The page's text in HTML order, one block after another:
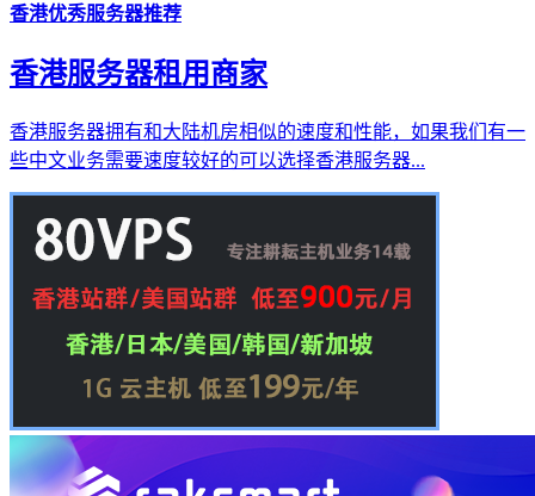
香港优秀服务器推荐
香港服务器租用商家
香港服务器拥有和大陆机房相似的速度和性能，如果我们有一
些中文业务需要速度较好的可以选择香港服务器...